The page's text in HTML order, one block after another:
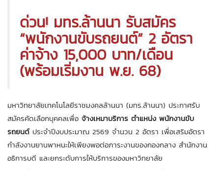
ด่วน! มทร.ล้านนา รับสมัคร
“พนักงานขับรถยนต์” 2 อัตรา
ค่าจ้าง 15,000 บาท/เดือน
(พร้อมเริ่มงาน พ.ย. 68)
มหาวิทยาลัยเทคโนโลยีราชมงคลล้านนา (มทร.ล้านนา) ประกาศรับ
สมัครคัดเลือกบุคคลเพื่อ จ้างเหมาบริการ ตำแหน่ง พนักงานขับ
รถยนต์ประจำปีงบประมาณ 2569 จำนวน 2 อัตรา เพื่อเสริมอัตรา
กำลังงานยานพาหนะให้เพียงพอต่อภาระงานของกองกลาง สำนักงาน
อธิการบดี และยกระดับการให้บริการของมหาวิทยาลัย